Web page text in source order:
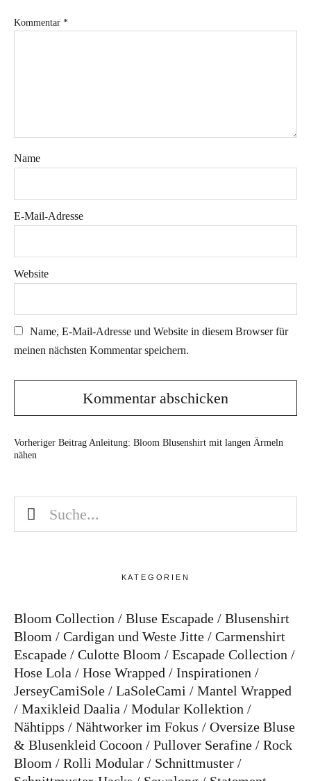
Instagram
&
Kommentar *
Name
E-Mail-Adresse
Website
Name, E-Mail-Adresse und Website in diesem Browser für
meinen nächsten Kommentar speichern.
Vorheriger Beitrag Anleitung: Bloom Blusenshirt mit langen Ärmeln
nähen
KATEGORIEN
Bloom Collection Bluse Escapade
Blusenshirt
Bloom
Cardigan und Weste Jitte
Carmenshirt
Escapade
Culotte Bloom
Escapade Collection
Hose Lola
Hose Wrapped
Inspirationen
JerseyCamiSole
LaSoleCami
Mantel Wrapped
Maxikleid Daalia
Modular Kollektion
Nähtipps
Nähtworker im Fokus
Oversize Bluse
& Blusenkleid Cocoon
Pullover Serafine
Rock
Bloom
Rolli Modular
Schnittmuster